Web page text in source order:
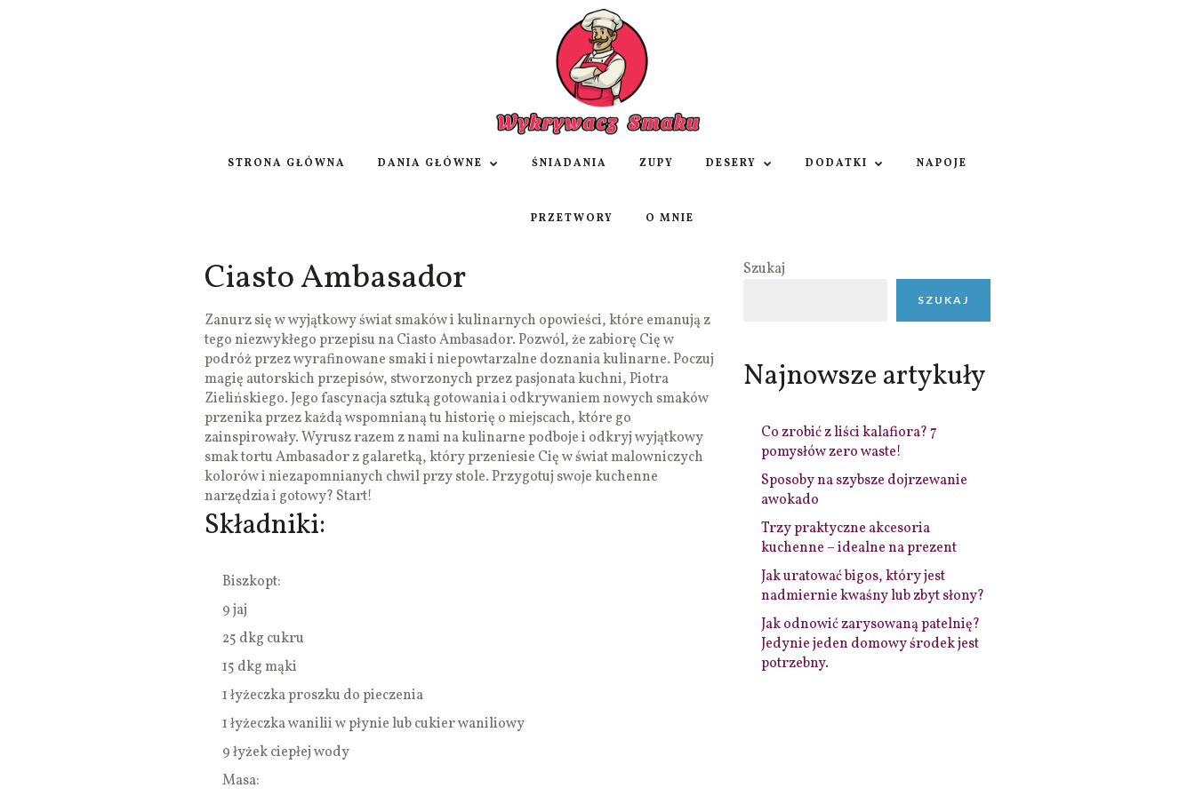
STRONA GŁÓWNA DANIA GŁÓWNE ŚNIADANIA ZUPY DESERY DODATKI NAPOJE
PRZETWORY O MNIE
Ciasto Ambasador
Zanurz się w wyjątkowy świat smaków i kulinarnych opowieści, które emanują z
tego niezwykłego przepisu na Ciasto Ambasador. Pozwól, że zabiorę Cię w
podróż przez wyrafinowane smaki i niepowtarzalne doznania kulinarne. Poczuj
magię autorskich przepisów, stworzonych przez pasjonata kuchni, Piotra
Zielińskiego. Jego fascynacja sztuką gotowania i odkrywaniem nowych smaków
przenika przez każdą wspomnianą tu historię o miejscach, które go
zainspirowały. Wyrusz razem z nami na kulinarne podboje i odkryj wyjątkowy
smak tortu Ambasador z galaretką, który przeniesie Cię w świat malowniczych
kolorów i niezapomnianych chwil przy stole. Przygotuj swoje kuchenne
narzędzia i gotowy? Start!
Składniki:
Biszkopt:
9 jaj
25 dkg cukru
15 dkg mąki
1 łyżeczka proszku do pieczenia
1 łyżeczka wanilii w płynie lub cukier waniliowy
9 łyżek ciepłej wody
Masa:
Szukaj
SZUKAJ
Najnowsze artykuły
Co zrobić z liści kalafiora? 7
pomysłów zero waste!
Sposoby na szybsze dojrzewanie
awokado
Trzy praktyczne akcesoria
kuchenne – idealne na prezent
Jak uratować bigos, który jest
nadmiernie kwaśny lub zbyt słony?
Jak odnowić zarysowaną patelnię?
Jedynie jeden domowy środek jest
potrzebny.